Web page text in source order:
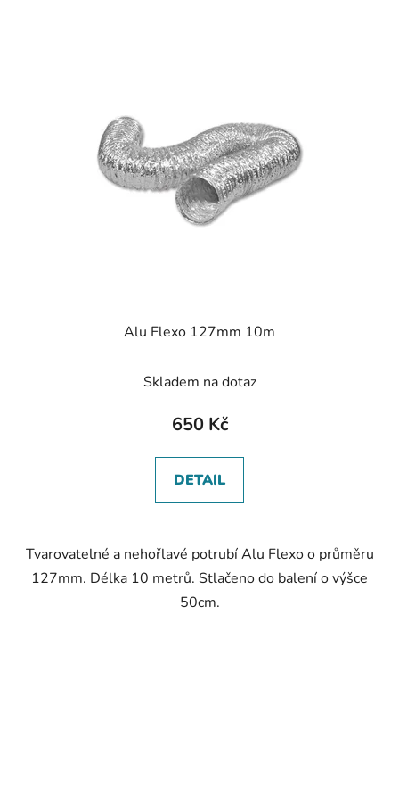
Alu Flexo 127mm 10m
Skladem na dotaz
650 Kč
DETAIL
Tvarovatelné a nehořlavé potrubí Alu Flexo o průměru
127mm. Délka 10 metrů. Stlačeno do balení o výšce
50cm.